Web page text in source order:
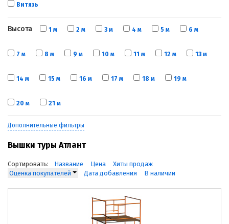
Витязь
Высота 1 м 2 м 3 м 4 м 5 м 6 м
7 м 8 м 9 м 10 м 11 м 12 м 13 м
14 м 15 м 16 м 17 м 18 м 19 м
20 м 21 м
Дополнительные фильтры
Вышки туры Атлант
Сортировать: Название Цена
Хиты продаж
Оценка покупателей
Дата добавления В наличии